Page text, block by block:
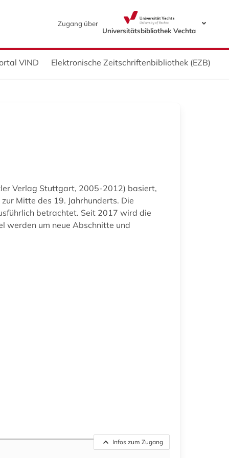
Zugang über
Universitätsbibliothek Vechta
VIND Elektronische Zeitschriftenbibliothek (EZB)
Verlag Stuttgart, 2005-2012) basiert,
Mitte des 19. Jahrhunderts. Die
betrachtet. Seit 2017 wird die
werden um neue Abschnitte und
Infos zum Zugang